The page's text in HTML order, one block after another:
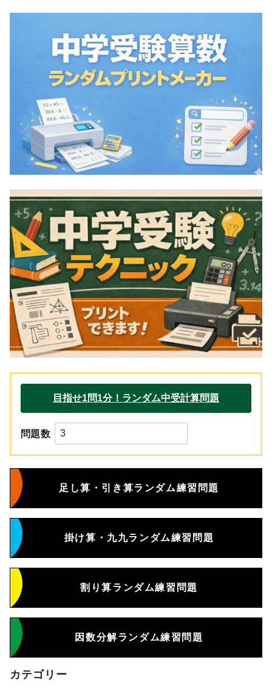
問題数
足し算・引き算ランダム練習問題
掛け算・九九ランダム練習問題
割り算ランダム練習問題
因数分解ランダム練習問題
カテゴリー